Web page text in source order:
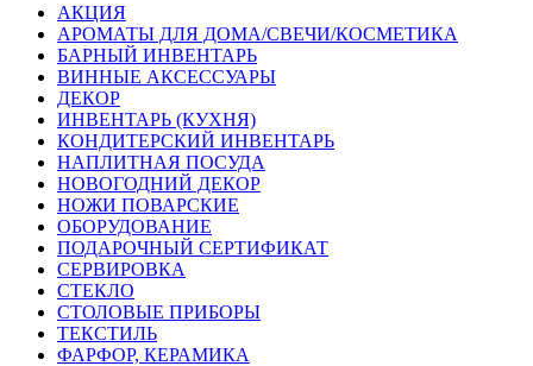
АКЦИЯ
АРОМАТЫ ДЛЯ ДОМА/СВЕЧИ/КОСМЕТИКА
БАРНЫЙ ИНВЕНТАРЬ
ВИННЫЕ АКСЕССУАРЫ
ДЕКОР
ИНВЕНТАРЬ (КУХНЯ)
КОНДИТЕРСКИЙ ИНВЕНТАРЬ
НАПЛИТНАЯ ПОСУДА
НОВОГОДНИЙ ДЕКОР
НОЖИ ПОВАРСКИЕ
ОБОРУДОВАНИЕ
ПОДАРОЧНЫЙ СЕРТИФИКАТ
СЕРВИРОВКА
СТЕКЛО
СТОЛОВЫЕ ПРИБОРЫ
ТЕКСТИЛЬ
ФАРФОР, КЕРАМИКА